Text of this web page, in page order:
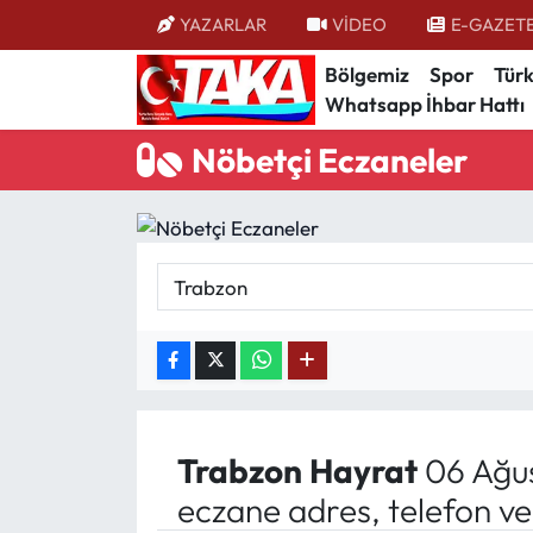
YAZARLAR VİDEO E-
Bölgemiz Spor
Whatsapp İhbar Hattı
Nöbetçi Eczaneler
Trabzon Hayrat06
eczane adres, telefon
Bölgemiz
Kültür/Sanat
Trabzon Nöbetçi Eczaneler
Trabzon Hava Durumu
Trabzon Trafik Yoğunluk Haritası
Süper Lig Puan Durumu ve Fikstür
Haber Arşivi